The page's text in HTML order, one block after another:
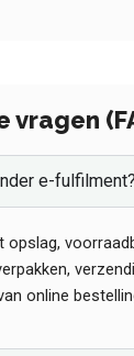
e-fulfilment?
online